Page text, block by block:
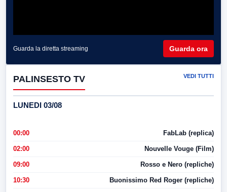
Guarda la diretta streaming Guarda ora
PALINSESTO TV VEDI TUTTI
LUNEDI 03/08
00:00 FabLab (replica)
02:00 Nouvelle Vouge (Film)
09:00 Rosso e Nero (repliche)
10:30 Buonissimo Red Roger (repliche)